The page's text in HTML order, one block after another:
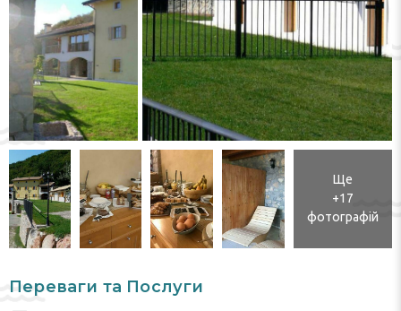
Ще
+17
фотографій
Переваги та Послуги